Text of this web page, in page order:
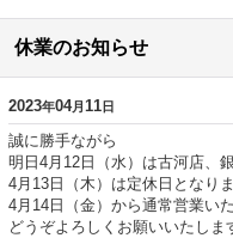
休業のお知らせ
2023年04月11日
誠に勝手ながら
明日4月12日（水）は古河店、
4月13日（木）は定休日となり
4月14日（金）から通常営業い
どうぞよろしくお願いいたしま